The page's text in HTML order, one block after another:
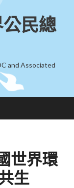
民總
and Associated
世界環
生